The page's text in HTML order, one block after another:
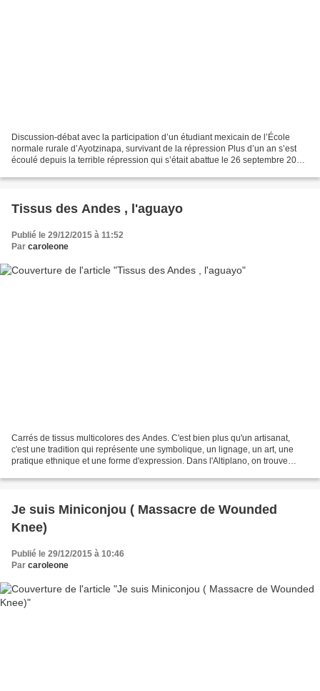
Discussion-débat avec la participation d’un étudiant mexicain de l’École
normale rurale d’Ayotzinapa, survivant de la répression Plus d’un an s’est
écoulé depuis la terrible répression qui s’était abattue le 26 septembre 2014
Tissus des Andes , l'aguayo
Publié le 29/12/2015 à 11:52
Par caroleone
Carrés de tissus multicolores des Andes. C'est bien plus qu'un artisanat,
c'est une tradition qui représente une symbolique, un lignage, un art, une
pratique ethnique et une forme d'expression. Dans l'Altiplano, on trouve
Je suis Miniconjou ( Massacre de Wounded
Knee)
Publié le 29/12/2015 à 10:46
Par caroleone